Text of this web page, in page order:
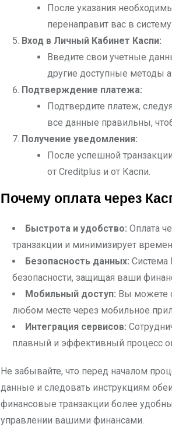
После указания
перенаправит вас в
Вход в Личный Кабинет Каспи:
Введите свои учетные
другие доступные методы
Подтверждение платежа:
Подтвердите платеж,
все данные правильны,
Получение уведомления:
После успешной
от Creditplus и от Каспи.
Почему оплата через
Быстрота и удобство: Оплата
транзакции и минимизирует
Безопасность данных: Система
безопасности, защищая ваши
Мобильный доступ: Вы можете
любом месте через мобильное
Интеграция сервисов:
плавный и эффективный процесс
Не забывайте, что перед началом
данные и следовать инструкциям
финансовые транзакции более
управлении вашими финансами.